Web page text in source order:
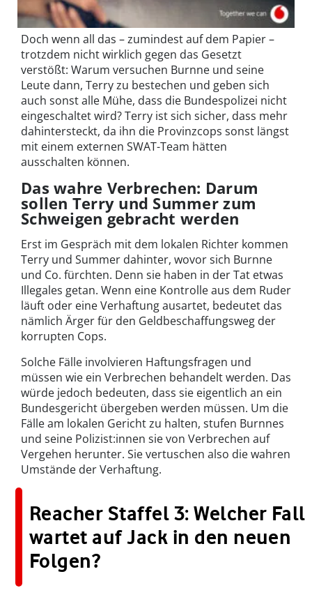
Doch wenn all das – zumindest auf dem Papier –
trotzdem nicht wirklich gegen das Gesetzt
verstößt: Warum versuchen Burnne und seine
Leute dann, Terry zu bestechen und geben sich
auch sonst alle Mühe, dass die Bundespolizei nicht
eingeschaltet wird? Terry ist sich sicher, dass mehr
dahintersteckt, da ihn die Provinzcops sonst längst
mit einem externen SWAT-Team hätten
ausschalten können.
Das wahre Verbrechen: Darum
sollen Terry und Summer zum
Schweigen gebracht werden
Erst im Gespräch mit dem lokalen Richter kommen
Terry und Summer dahinter, wovor sich Burnne
und Co. fürchten. Denn sie haben in der Tat etwas
Illegales getan. Wenn eine Kontrolle aus dem Ruder
läuft oder eine Verhaftung ausartet, bedeutet das
nämlich Ärger für den Geldbeschaffungsweg der
korrupten Cops.
Solche Fälle involvieren Haftungsfragen und
müssen wie ein Verbrechen behandelt werden. Das
würde jedoch bedeuten, dass sie eigentlich an ein
Bundesgericht übergeben werden müssen. Um die
Fälle am lokalen Gericht zu halten, stufen Burnnes
und seine Polizist:innen sie von Verbrechen auf
Vergehen herunter. Sie vertuschen also die wahren
Umstände der Verhaftung.
Reacher Staffel 3: Welcher Fall
wartet auf Jack in den neuen
Folgen?